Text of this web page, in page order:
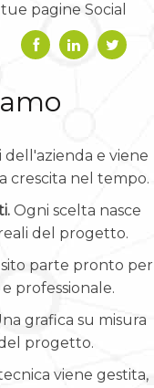
pagine Social
e viene
crescita nel tempo.
Ogni scelta nasce
del progetto.
parte pronto per
professionale.
grafica su misura
progetto.
viene gestita,